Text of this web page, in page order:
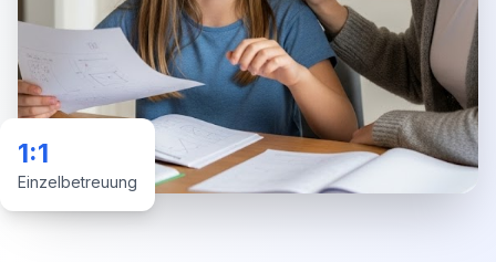
1:1
Einzelbetreuung